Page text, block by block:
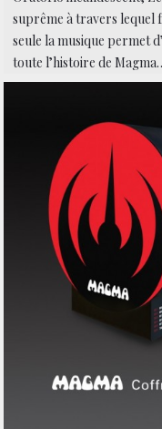
suprême à travers lequel
seule la musique permet
toute l’histoire de